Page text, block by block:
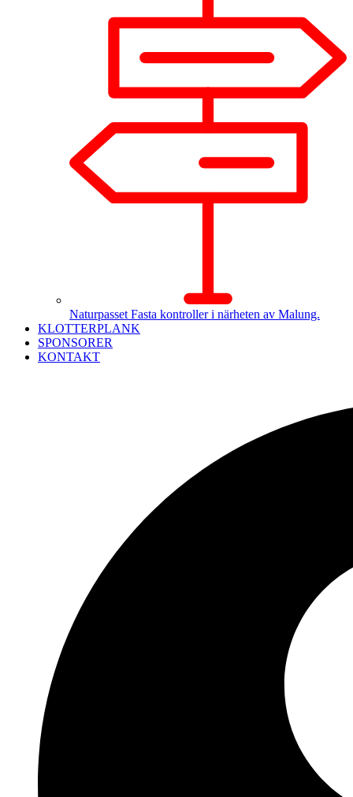
Naturpasset Fasta kontroller i närheten av Malung.
KLOTTERPLANK
SPONSORER
KONTAKT